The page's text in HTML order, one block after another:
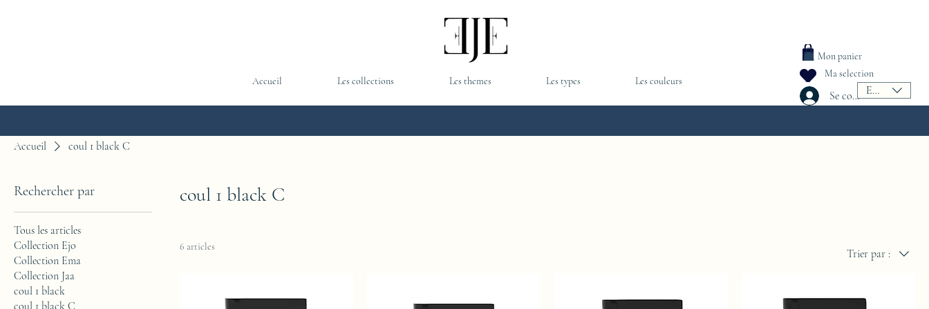
Accueil Les collections Les themes Les types Les couleurs
Mon panier
Ma selection
Se connecterEUR (€)
Accueil coul 1 black C
Rechercher par
Tous les articles
Collection Ejo
Collection Ema
Collection Jaa
coul 1 black
coul 1 black C
6 articles
Trier par :